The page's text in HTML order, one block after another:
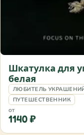
Шкатулка для
белая
ЛЮБИТЕЛЬ
ПУТЕШЕСТВЕННИК
от
1140 ₽